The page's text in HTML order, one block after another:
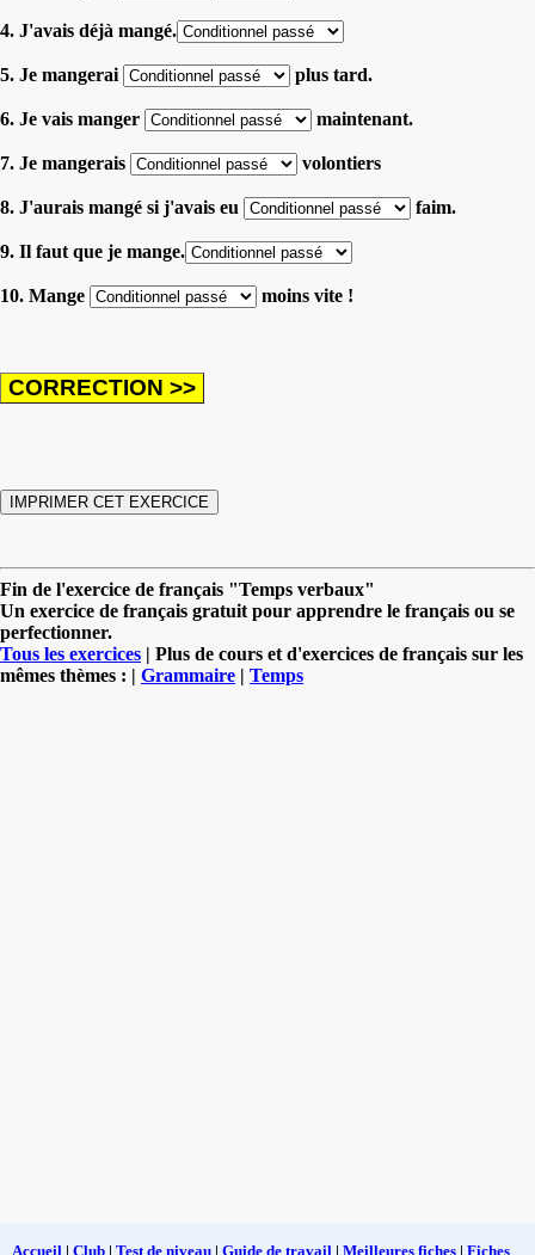
4. J'avais déjà mangé.
5. Je mangerai plus tard.
6. Je vais manger maintenant.
7. Je mangerais volontiers
8. J'aurais mangé si j'avais eu faim.
9. Il faut que je mange.
10. Mange moins vite !
Fin de l'exercice de français "Temps verbaux"
Un exercice de français gratuit pour apprendre le français ou se
perfectionner.
Tous les exercices | Plus de cours et d'exercices de français sur les
mêmes thèmes : | Grammaire | Temps
Accueil | Club | Test de niveau | Guide de travail | Meilleures fiches | Fiches